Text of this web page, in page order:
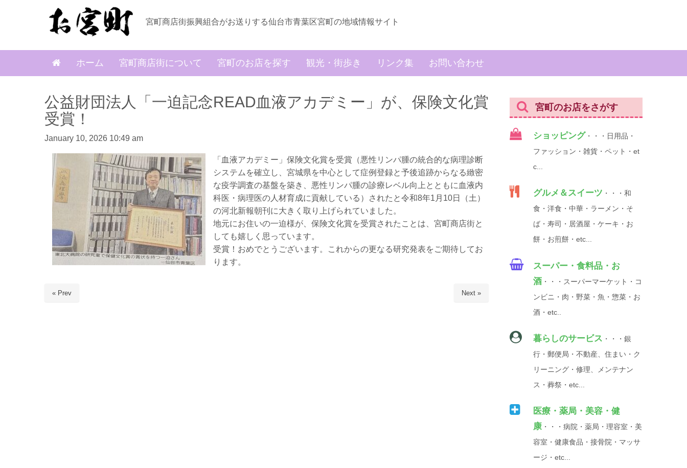
宮町商店街振興組合がお送りする仙台市青葉区宮町の地域情報サイト
ホーム 宮町商店街について 宮町のお店を探す 観光・街歩き リンク集 お問い合わせ
公益財団法人「一迫記念READ血液アカデミー」が、保険文化賞
受賞！
January 10, 2026 10:49 am
「血液アカデミー」保険文化賞を受賞（悪性リンパ腫の統合的な病理診断
システムを確立し、宮城県を中心として症例登録と予後追跡からなる緻密
な疫学調査の基盤を築き、悪性リンパ腫の診療レベル向上とともに血液内
科医・病理医の人材育成に貢献している）されたと令和8年1月10日（土）
の河北新報朝刊に大きく取り上げられていました。
地元にお住いの一迫様が、保険文化賞を受賞されたことは、宮町商店街と
しても嬉しく思っています。
受賞！おめでとうございます。これからの更なる研究発表をご期待してお
ります。
« Prev Next »
宮町のお店をさがす
ショッピング ・・・日用品・
ファッション・雑貨・ペット・et
c...
グルメ＆スイーツ ・・・和
食・洋食・中華・ラーメン・そ
ば・寿司・居酒屋・ケーキ・お
餅・お煎餅・etc...
スーパー・食料品・お
酒 ・・・スーパーマーケット・コ
ンビニ・肉・野菜・魚・惣菜・お
酒・etc..
暮らしのサービス ・・・銀
行・郵便局・不動産、住まい・ク
リーニング・修理、メンテナン
ス・葬祭・etc...
医療・薬局・美容・健
康 ・・・病院・薬局・理容室・美
容室・健康食品・接骨院・マッサ
ージ・etc...